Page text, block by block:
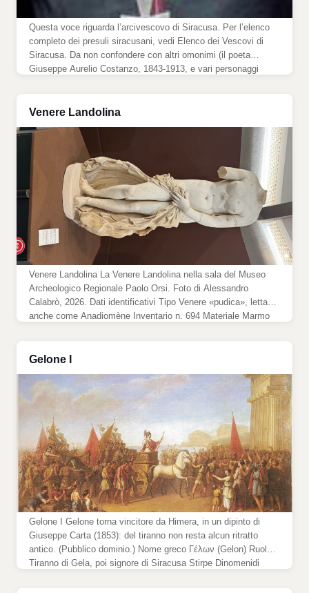
Questa voce riguarda l’arcivescovo di Siracusa. Per l’elenco
completo dei presuli siracusani, vedi Elenco dei Vescovi di
Siracusa. Da non confondere con altri omonimi (il poeta
Giuseppe Aurelio Costanzo, 1843-1913, e vari personaggi
dominio.) Arcivescovo metropolita di Siracusa Nato 2 gennaio
Venere Landolina
Venere Landolina La Venere Landolina nella sala del Museo
Archeologico Regionale Paolo Orsi. Foto di Alessandro
Calabrò, 2026. Dati identificativi Tipo Venere «pudica», letta
anche come Anadiomène Inventario n. 694 Materiale Marmo
Copia romana, II secolo d.C. Modello Originale ellenistico […]
Gelone I
Gelone I Gelone torna vincitore da Himera, in un dipinto di
Giuseppe Carta (1853): del tiranno non resta alcun ritratto
antico. (Pubblico dominio.) Nome greco Γέλων (Gelon) Ruolo
Tiranno di Gela, poi signore di Siracusa Stirpe Dinomenidi